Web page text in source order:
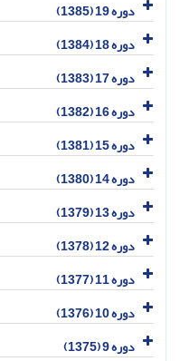
دوره 19 (1385)
دوره 18 (1384)
دوره 17 (1383)
دوره 16 (1382)
دوره 15 (1381)
دوره 14 (1380)
دوره 13 (1379)
دوره 12 (1378)
دوره 11 (1377)
دوره 10 (1376)
دوره 9 (1375)